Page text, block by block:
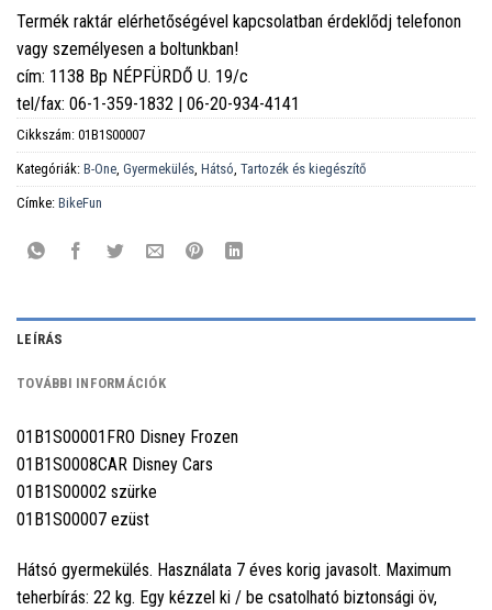
Termék raktár elérhetőségével kapcsolatban érdeklődj telefonon
vagy személyesen a boltunkban!
cím: 1138 Bp NÉPFÜRDŐ U. 19/c
tel/fax: 06-1-359-1832 | 06-20-934-4141
Cikkszám: 01B1S00007
Kategóriák: B-One, Gyermekülés, Hátsó, Tartozék és kiegészítő
Címke: BikeFun
LEÍRÁS
TOVÁBBI INFORMÁCIÓK
01B1S00001FRO Disney Frozen
01B1S0008CAR Disney Cars
01B1S00002 szürke
01B1S00007 ezüst
Hátsó gyermekülés. Használata 7 éves korig javasolt. Maximum
teherbírás: 22 kg. Egy kézzel ki / be csatolható biztonsági öv,